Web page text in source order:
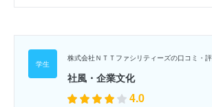
株式会社ＮＴＴファシリティーズの口コミ・
社風・企業文化
4.0